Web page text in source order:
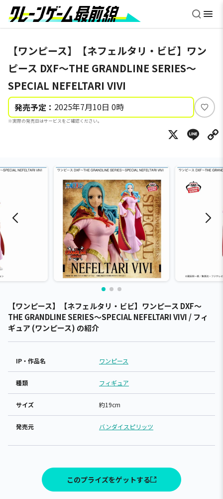
【ワンピース】【ネフェルタリ・ビビ】ワン
ピース DXF～THE GRANDLINE SERIES～
SPECIAL NEFELTARI VIVI
発売予定： 2025年7月10日 0時
※実際の発売日はサービスをご確認ください。
い
ね
X
【ワンピース】【ネフェルタリ・ビビ】ワンピース DXF～
THE GRANDLINE SERIES～SPECIAL NEFELTARI VIVI / フィ
ギュア (ワンピース) の紹介
IP・作品名 ワンピース
種類 フィギュア
サイズ 約19cm
発売元 バンダイスピリッツ
このプライズをゲットする